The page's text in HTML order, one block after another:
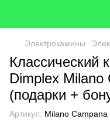
Электрокамины
Классический
Dimplex Milano
(подарки +
Артикул: Milano Campana